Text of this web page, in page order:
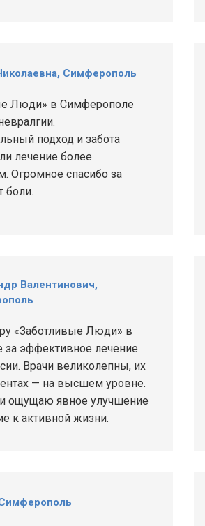
Симферополь
Люди» в Симферополе
подход и забота
лечение более
Огромное спасибо за
боли.
Валентинович,
«Заботливые Люди» в
эффективное лечение
Врачи великолепны, их
— на высшем уровне.
ощущаю явное улучшение
к активной жизни.